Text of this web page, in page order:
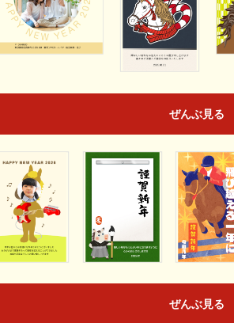
ぜんぶ見る
ぜんぶ見る